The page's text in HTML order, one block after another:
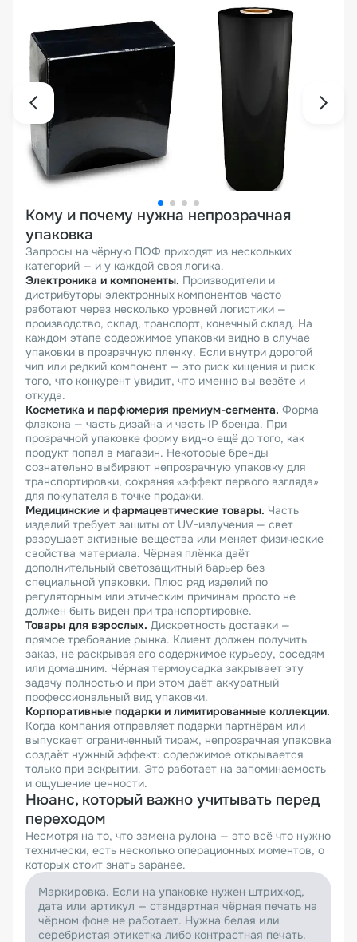
Кому и почему нужна непрозрачная
упаковка
Запросы на чёрную ПОФ приходят из нескольких
категорий — и у каждой своя логика.
Электроника и компоненты. Производители и
дистрибуторы электронных компонентов часто
работают через несколько уровней логистики —
производство, склад, транспорт, конечный склад. На
каждом этапе содержимое упаковки видно в случае
упаковки в прозрачную пленку. Если внутри дорогой
чип или редкий компонент — это риск хищения и риск
того, что конкурент увидит, что именно вы везёте и
откуда.
Косметика и парфюмерия премиум-сегмента. Форма
флакона — часть дизайна и часть IP бренда. При
прозрачной упаковке форму видно ещё до того, как
продукт попал в магазин. Некоторые бренды
сознательно выбирают непрозрачную упаковку для
транспортировки, сохраняя «эффект первого взгляда»
для покупателя в точке продажи.
Медицинские и фармацевтические товары. Часть
изделий требует защиты от UV-излучения — свет
разрушает активные вещества или меняет физические
свойства материала. Чёрная плёнка даёт
дополнительный светозащитный барьер без
специальной упаковки. Плюс ряд изделий по
регуляторным или этическим причинам просто не
должен быть виден при транспортировке.
Товары для взрослых. Дискретность доставки —
прямое требование рынка. Клиент должен получить
заказ, не раскрывая его содержимое курьеру, соседям
или домашним. Чёрная термоусадка закрывает эту
задачу полностью и при этом даёт аккуратный
профессиональный вид упаковки.
Корпоративные подарки и лимитированные коллекции.
Когда компания отправляет подарки партнёрам или
выпускает ограниченный тираж, непрозрачная упаковка
создаёт нужный эффект: содержимое открывается
только при вскрытии. Это работает на запоминаемость
и ощущение ценности.
Нюанс, который важно учитывать перед
переходом
Несмотря на то, что замена рулона — это всё что нужно
технически, есть несколько операционных моментов, о
которых стоит знать заранее.
Маркировка. Если на упаковке нужен штрихкод,
дата или артикул — стандартная чёрная печать на
чёрном фоне не работает. Нужна белая или
серебристая этикетка либо контрастная печать.